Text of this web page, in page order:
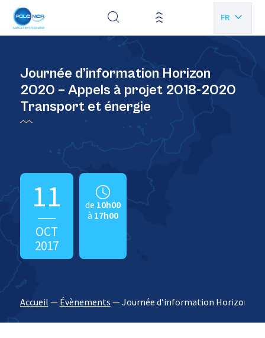
FR
Journée d’information Horizon
2020 – Appels à projet 2018-2020
Transport et énergie
11
OCT
2017
de 10h00
à 17h00
Accueil — Évènements —Journée d’information Horizon
Panneau de gestion des cookies